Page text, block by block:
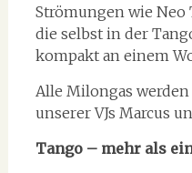
Strömungen wie
die selbst in der
kompakt an einem
Alle Milongas
unserer VJs Marcus
Tango – mehr als